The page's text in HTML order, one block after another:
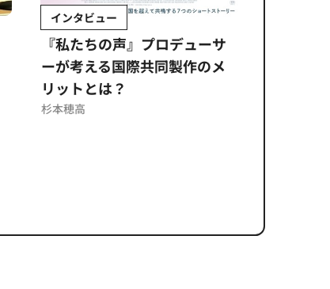
インタビュー
『私たちの声』プロデューサ
ーが考える国際共同製作のメ
リットとは？
杉本穂高